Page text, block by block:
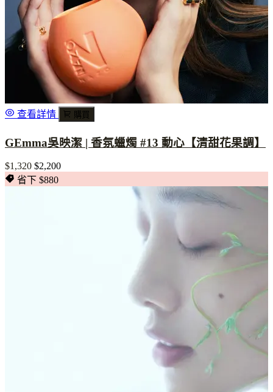
查看詳情 購買
GEmma吳映潔 | 香氛蠟燭 #13 動心【清甜花果調】
$1,320 $2,200
省下 $880